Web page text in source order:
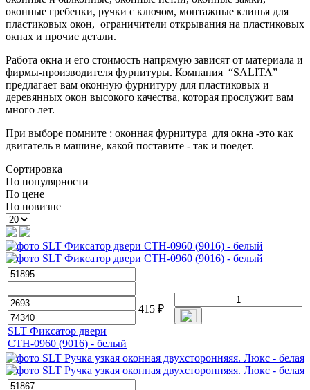
оконные гребенки, ручки с ключом, монтажные клинья для
пластиковых окон, ограничители открывания на пластиковых
окнах и прочие детали.
Работа окна и его стоимость напрямую зависят от материала и
фирмы-производителя фурнитуры. Компания “SALITA”
предлагает вам оконную фурнитуру для пластиковых и
деревянных окон высокого качества, которая прослужит вам
много лет.
При выборе помните : оконная фурнитура для окна -это как
двигатель в машине, какой поставите - так и поедет.
Сортировка
По популярности
По цене
По новизне
SLT Фиксатор двери
СТН-0960 (9016) - белый
415 ₽